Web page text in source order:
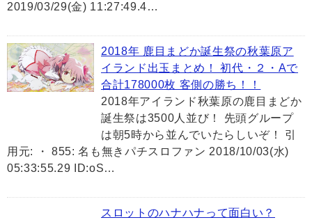
2019/03/29(金) 11:27:49.4…
2018年 鹿目まどか誕生祭の秋葉原ア
イランド出玉まとめ！ 初代・２・Aで
合計178000枚 客側の勝ち！！
2018年アイランド秋葉原の鹿目まどか
誕生祭は3500人並び！ 先頭グループ
は朝5時から並んでいたらしいぞ！ 引
用元: ・ 855: 名も無きパチスロファン 2018/10/03(水)
05:33:55.29 ID:oS…
スロットのハナハナって面白い？